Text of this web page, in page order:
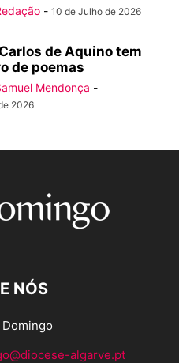
- 10 de Julho de 2026
de Aquino tem
de poemas
Mendonça -
2026
NÓS
algarve.pt